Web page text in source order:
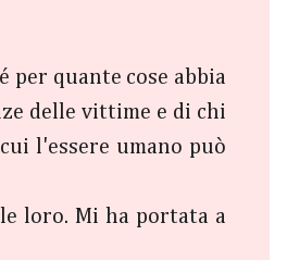
per quante cose abbia
delle vittime e di chi
l'essere umano può
loro. Mi ha portata a